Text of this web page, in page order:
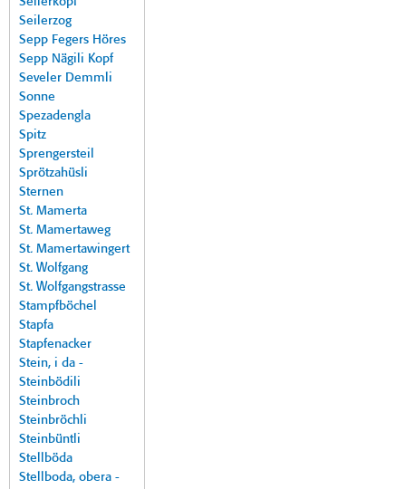
Seilerzog
Sepp Fegers Höres
Sepp Nägili Kopf
Seveler Demmli
Sonne
Spezadengla
Spitz
Sprengersteil
Sprötzahüsli
Sternen
St. Mamerta
St. Mamertaweg
St. Mamertawingert
St. Wolfgang
St. Wolfgangstrasse
Stampfböchel
Stapfa
Stapfenacker
Stein, i da -
Steinbödili
Steinbroch
Steinbröchli
Steinbüntli
Stellböda
Stellboda, obera -